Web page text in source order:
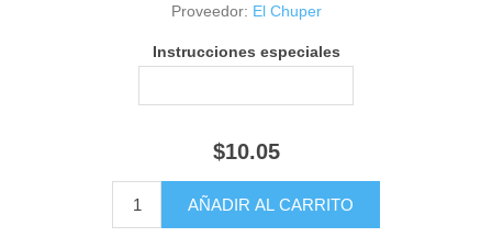
Proveedor: El Chuper
Instrucciones especiales
$10.05